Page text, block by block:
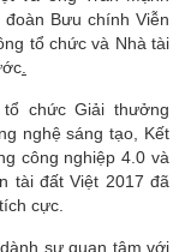
Bưu chính Viễn
tổ chức và Nhà tài
.
chức Giải thưởng
nghệ sáng tạo, Kết
công nghiệp 4.0 và
tài đất Việt 2017 đã
cực.
sự quan tâm với